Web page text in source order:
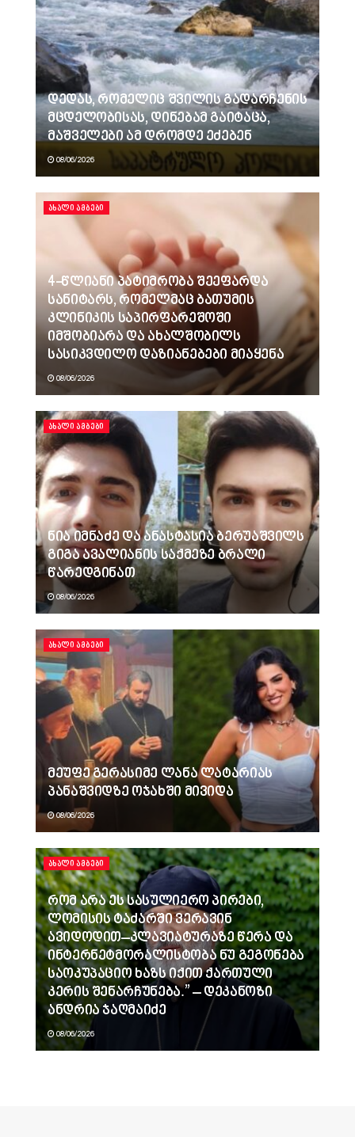
დედას, რომელიც შვილის გადარჩენის
მცდელობისას, დინებამ გაიტაცა,
მაშველები ამ დრომდე ეძებენ
08/06/2026
ᲐᲮᲐᲚᲘ ᲐᲛᲑᲔᲑᲘ
4-წლიანი პატიმრობა შეეფარდა
სანიტარს, რომელმაც ბათუმის
კლინიკის საპირფარეშოში
იმშობიარა და ახალშობილს
სასიკვდილო დაზიანებები მიაყენა
08/06/2026
ᲐᲮᲐᲚᲘ ᲐᲛᲑᲔᲑᲘ
ნია იმნაძე და ანასტასია ბერუაშვილს
გიგა ავალიანის საქმეზე ბრალი
წარედგინათ
08/06/2026
ᲐᲮᲐᲚᲘ ᲐᲛᲑᲔᲑᲘ
მეუფე გერასიმე ლანა ლატარიას
პანაშვიდზე ოჯახში მივიდა
08/06/2026
ᲐᲮᲐᲚᲘ ᲐᲛᲑᲔᲑᲘ
რომ არა ეს სასულიერო პირები,
ლომისის ტაძარში ვერავინ
ავიდოდით–კლავიატურაზე წერა და
ინტერნეტმორალისტობა ნუ გეგონება
საოკუპაციო ხაზს იქით ქართული
კერის შენარჩუნება.” – დეკანოზი
ანდრია ჯაღმაიძე
08/06/2026